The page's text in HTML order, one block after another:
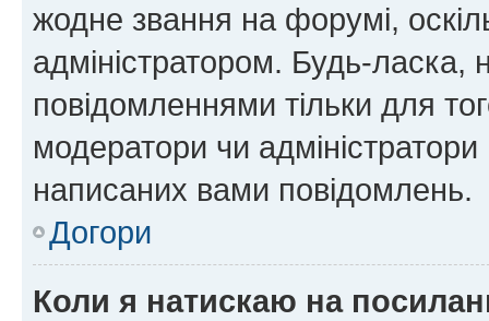
жодне звання на форумі,
адміністратором. Будь-
повідомленнями тільки для
модератори чи
написаних вами повідомлень.
Догори
Коли я натискаю на